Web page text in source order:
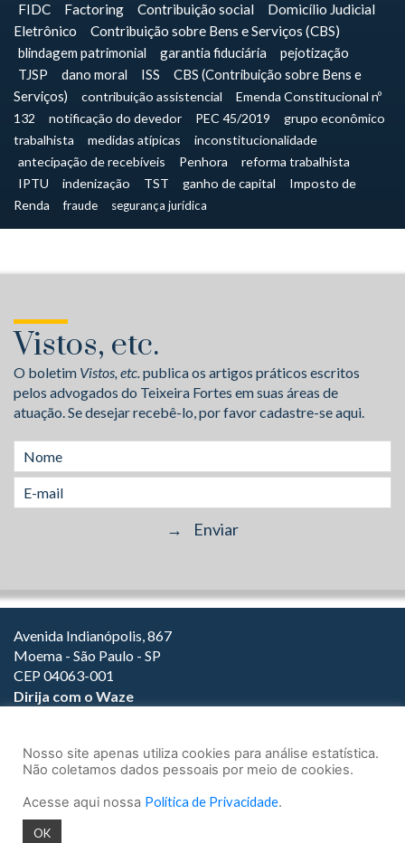
FIDC Factoring Contribuição social
Domicílio Judicial
Eletrônico
Contribuição sobre Bens e Serviços (CBS)
blindagem patrimonial
garantia fiduciária
pejotização
TJSP
dano moral ISS
CBS (Contribuição sobre Bens e
Serviços)
contribuição assistencial
Emenda Constitucional nº
132
notificação do devedor PEC 45/2019
grupo econômico
trabalhista
medidas atípicas
inconstitucionalidade
antecipação de recebíveis
Penhora
reforma trabalhista
IPTU
indenização TST ganho de capital
Imposto de
Renda
fraude segurança jurídica
Vistos, etc.
O boletim Vistos, etc.publica os artigos práticos escritos
pelos advogados do Teixeira Fortes em suas áreas de
atuação. Se desejar recebê-lo, por favor cadastre-se aqui.
Avenida Indianópolis, 867
Moema - São Paulo - SP
CEP 04063-001
Dirija com o Waze
(11) 3147-1800
© 2026.
Nosso site apenas utiliza cookies para análise estatística.
Não coletamos dados pessoais por meio de cookies.
Acesse aqui nossa Política de Privacidade.
OK